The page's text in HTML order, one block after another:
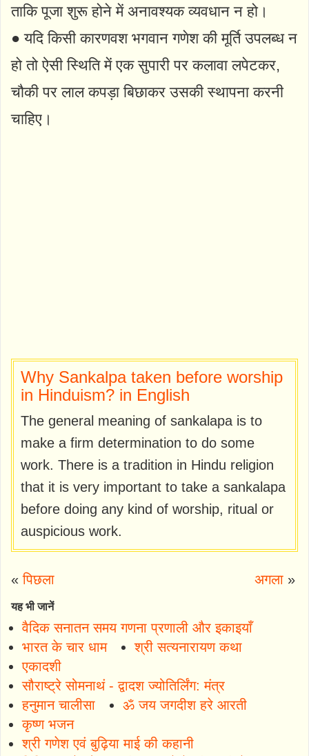
ताकि पूजा शुरू होने में अनावश्यक व्यवधान न हो।
● यदि किसी कारणवश भगवान गणेश की मूर्ति उपलब्ध न
हो तो ऐसी स्थिति में एक सुपारी पर कलावा लपेटकर,
चौकी पर लाल कपड़ा बिछाकर उसकी स्थापना करनी
चाहिए।
Why Sankalpa taken before worship
in Hinduism? in English
The general meaning of sankalapa is to
make a firm determination to do some
work. There is a tradition in Hindu religion
that it is very important to take a sankalapa
before doing any kind of worship, ritual or
auspicious work.
«पिछला अगला»
यह भी जानें
वैदिक सनातन समय गणना प्रणाली और इकाइयाँ
भारत के चार धाम
श्री सत्यनारायण कथा
एकादशी
सौराष्ट्रे सोमनाथं - द्वादश ज्योतिर्लिंग: मंत्र
हनुमान चालीसा
ॐ जय जगदीश हरे आरती
कृष्ण भजन
श्री गणेश एवं बुढ़िया माई की कहानी